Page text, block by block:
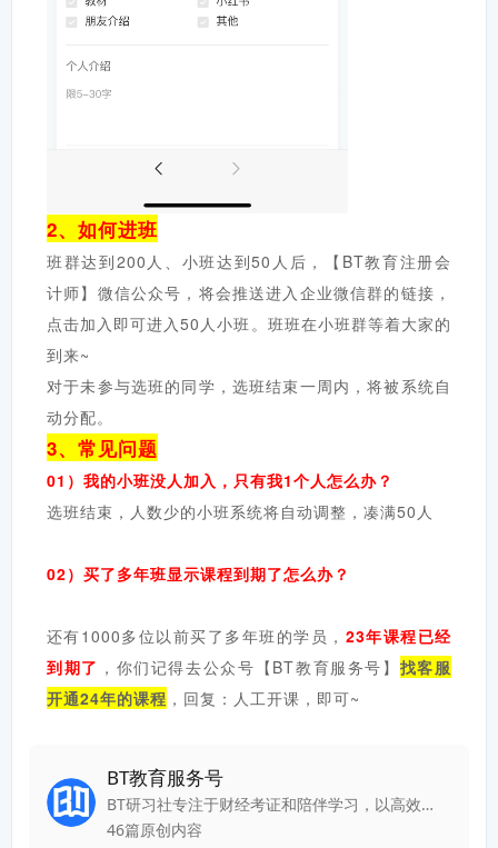
2、如何进班
班群达到200人、小班达到50人后，【BT教育注册会
计师】微信公众号，将会推送进入企业微信群的链接，
点击加入即可进入50人小班。班班在小班群等着大家的
到来~
对于未参与选班的同学，选班结束一周内，将被系统自
动分配。
3、常见问题
01）我的小班没人加入，只有我1个人怎么办？
选班结束，人数少的小班系统将自动调整，凑满50人
02）买了多年班显示课程到期了怎么办？
还有1000多位以前买了多年班的学员， 23年课程已经
到期了 ，你们记得去公众号【BT教育服务号】 找客服
开通24年的课程 ，回复：人工开课，即可~
BT教育服务号
BT研习社专注于财经考证和陪伴学习，以高效应试、高通过率、陪伴奋斗著称。BT教育（BT学院）目前已形成资质考证、考研升学、实务培训、财商提升的财经教育闭环，是一个人人适用的财经教育平台。
46篇原创内容